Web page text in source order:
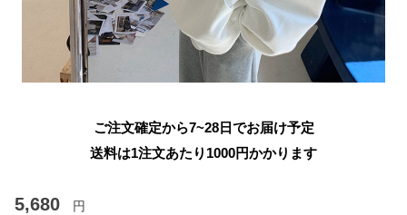
ご注文確定から7~28日でお届け予定
送料は1注文あたり 1000円かかります
5,680 円